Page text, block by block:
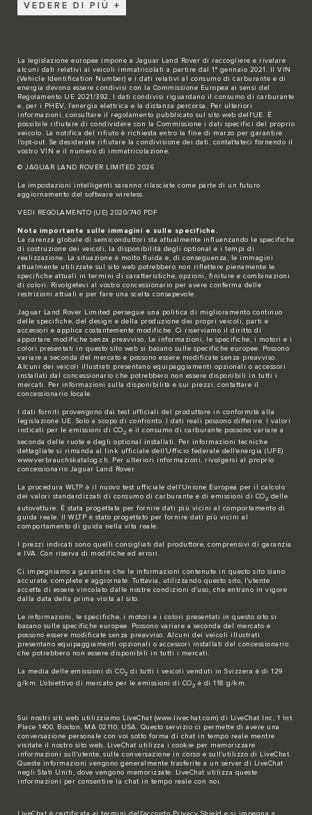
VEDERE DI PIÙ
La legislazione europea impone a Jaguar Land Rover di raccogliere e rivelare
alcuni dati relativi ai veicoli immatricolati a partire dal 1° gennaio 2021. Il VIN
(Vehicle Identification Number) e i dati relativi al consumo di carburante e di
energia devono essere condivisi con la Commissione Europea ai sensi del
Regolamento UE 2021/392. I dati condivisi riguardano il consumo di carburante
e, per i PHEV, l'energia elettrica e la distanza percorsa. Per ulteriori
informazioni, consultare il regolamento pubblicato sul sito web dell'UE. È
possibile rifiutare di condividere con la Commissione i dati specifici del proprio
veicolo. La notifica del rifiuto è richiesta entro la fine di marzo per garantire
l'opt-out. Se desiderate rifiutare la condivisione dei dati, contattateci fornendo il
vostro VIN e il numero di immatricolazione.
© JAGUAR LAND ROVER LIMITED 2026
Le impostazioni intelligenti saranno rilasciate come parte di un futuro
aggiornamento del software wireless.
VEDI REGOLAMENTO (UE) 2020/740 PDF
Nota importante sulle immagini e sulle specifiche.
La carenza globale di semiconduttori sta attualmente influenzando le specifiche
di costruzione dei veicoli, la disponibilità degli optional e i tempi di
realizzazione. La situazione è molto fluida e, di conseguenza, le immagini
attualmente utilizzate sul sito web potrebbero non riflettere pienamente le
specifiche attuali in termini di caratteristiche, opzioni, finiture e combinazioni
di colori. Rivolgetevi al vostro concessionario per avere conferma delle
restrizioni attuali e per fare una scelta consapevole.
Jaguar Land Rover Limited persegue una politica di miglioramento continuo
delle specifiche, del design e della produzione dei propri veicoli, parti e
accessori e applica costantemente modifiche. Ci riserviamo il diritto di
apportare modifiche senza preavviso. Le informazioni, le specifiche, i motori e i
colori presentati in questo sito web si basano sulle specifiche europee. Possono
variare a seconda del mercato e possono essere modificate senza preavviso.
Alcuni dei veicoli illustrati presentano equipaggiamenti opzionali o accessori
installati dal concessionario che potrebbero non essere disponibili in tutti i
mercati. Per informazioni sulla disponibilità e sui prezzi, contattare il
concessionario locale.
I dati forniti provengono dai test ufficiali del produttore in conformità alla
legislazione UE. Solo a scopo di confronto. I dati reali possono differire. I valori
indicati per le emissioni di CO2 e il consumo di carburante possono variare a
seconda delle ruote e degli optional installati. Per informazioni tecniche
dettagliate si rimanda al link ufficiale dell'Ufficio federale dell'energia (UFE)
www.verbrauchskatalog.ch. Per ulteriori informazioni, rivolgersi al proprio
concessionario Jaguar Land Rover.
La procedura WLTP è il nuovo test ufficiale dell'Unione Europea per il calcolo
dei valori standardizzati di consumo di carburante e di emissioni di CO2 delle
autovetture. È stata progettata per fornire dati più vicini al comportamento di
guida reale. Il WLTP è stato progettato per fornire dati più vicini al
comportamento di guida nella vita reale.
I prezzi indicati sono quelli consigliati dal produttore, comprensivi di garanzia
e IVA. Con riserva di modifiche ed errori.
Ci impegniamo a garantire che le informazioni contenute in questo sito siano
accurate, complete e aggiornate. Tuttavia, utilizzando questo sito, l'utente
accetta di essere vincolato dalle nostre condizioni d'uso, che entrano in vigore
dalla data della prima visita al sito.
Le informazioni, le specifiche, i motori e i colori presentati in questo sito si
basano sulle specifiche europee. Possono variare a seconda del mercato e
possono essere modificate senza preavviso. Alcuni dei veicoli illustrati
presentano equipaggiamenti opzionali o accessori installati dal concessionario
che potrebbero non essere disponibili in tutti i mercati.
La media delle emissioni di CO2 di tutti i veicoli venduti in Svizzera è di 129
g/km. L'obiettivo di mercato per le emissioni di CO2 è di 118 g/km.
Sui nostri siti web utilizziamo LiveChat (www.livechat.com) di LiveChat Inc, 1 Int.
Place 1400, Boston, MA 02110, USA. Questo servizio ci permette di avere una
conversazione personale con voi sotto forma di chat in tempo reale mentre
visitate il nostro sito web. LiveChat utilizza i cookie per memorizzare
informazioni sull'utente, sulla conversazione in corso e sull'utilizzo di LiveChat.
Queste informazioni vengono generalmente trasferite a un server di LiveChat
negli Stati Uniti, dove vengono memorizzate. LiveChat utilizza queste
informazioni per consentire la chat in tempo reale con noi.